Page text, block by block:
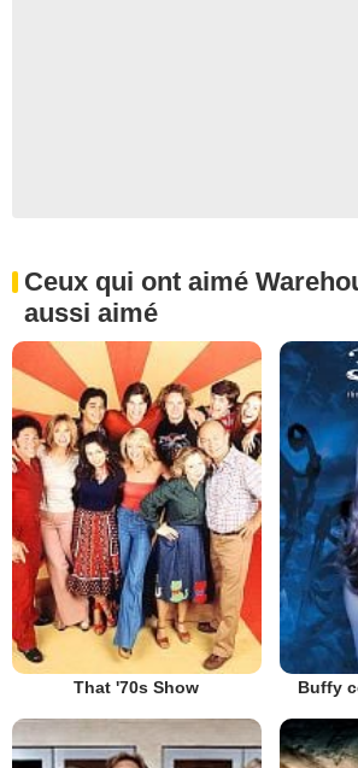
Ceux qui ont aimé
aussi aimé
That '70s Show Buffy